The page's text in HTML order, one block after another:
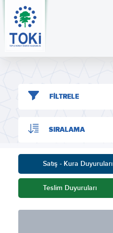
FİLTRELE
SIRALAMA
Satış - Kura Duyuruları
Teslim Duyuruları